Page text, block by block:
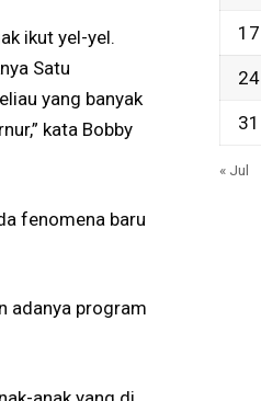
ikut yel-yel.
Satu
yang banyak
kata Bobby
fenomena baru
adanya program
17
24
31
« Jul